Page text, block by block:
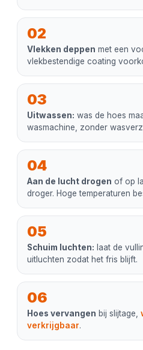
02
Vlekken deppen met een
vlekbestendige coating
03
Uitwassen: was de hoes
wasmachine, zonder
04
Aan de lucht drogen of op
droger. Hoge temperaturen
05
Schuim luchten: laat de
uitluchten zodat het fris blijft.
06
Hoes vervangen bij slijtage,
verkrijgbaar.